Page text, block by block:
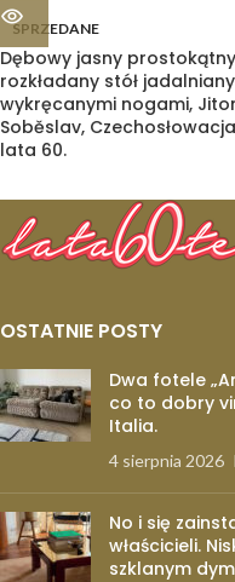
SPRZEDANE
Dębowy jasny prostokątny
rozkładany stół
wykręcanymi nogami,
Soběslav,
lata 60.
OSTATNIE POSTY
Dwa fotele
co to dobry
Italia.
4 sierpnia 2026
No i się
właścicieli.
szklanym